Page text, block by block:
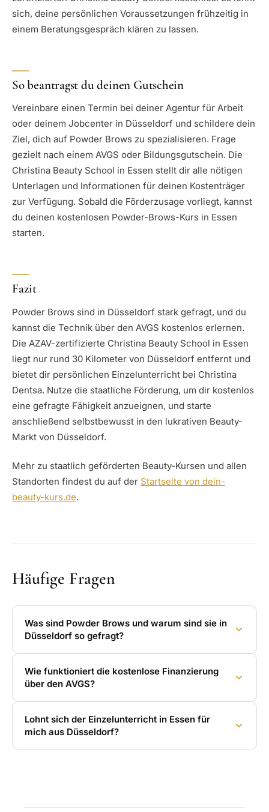
sich, deine persönlichen Voraussetzungen frühzeitig in
einem Beratungsgespräch klären zu lassen.
So beantragst du deinen Gutschein
Vereinbare einen Termin bei deiner Agentur für Arbeit
oder deinem Jobcenter in Düsseldorf und schildere dein
Ziel, dich auf Powder Brows zu spezialisieren. Frage
gezielt nach einem AVGS oder Bildungsgutschein. Die
Christina Beauty School in Essen stellt dir alle nötigen
Unterlagen und Informationen für deinen Kostenträger
zur Verfügung. Sobald die Förderzusage vorliegt, kannst
du deinen kostenlosen Powder-Brows-Kurs in Essen
starten.
Fazit
Powder Brows sind in Düsseldorf stark gefragt, und du
kannst die Technik über den AVGS kostenlos erlernen.
Die AZAV-zertifizierte Christina Beauty School in Essen
liegt nur rund 30 Kilometer von Düsseldorf entfernt und
bietet dir persönlichen Einzelunterricht bei Christina
Dentsa. Nutze die staatliche Förderung, um dir kostenlos
eine gefragte Fähigkeit anzueignen, und starte
anschließend selbstbewusst in den lukrativen Beauty-
Markt von Düsseldorf.
Mehr zu staatlich geförderten Beauty-Kursen und allen
Standorten findest du auf der Startseite von dein-
beauty-kurs.de.
Häufige Fragen
Was sind Powder Brows und warum sind sie in
Düsseldorf so gefragt?
Wie funktioniert die kostenlose Finanzierung
über den AVGS?
Lohnt sich der Einzelunterricht in Essen für
mich aus Düsseldorf?